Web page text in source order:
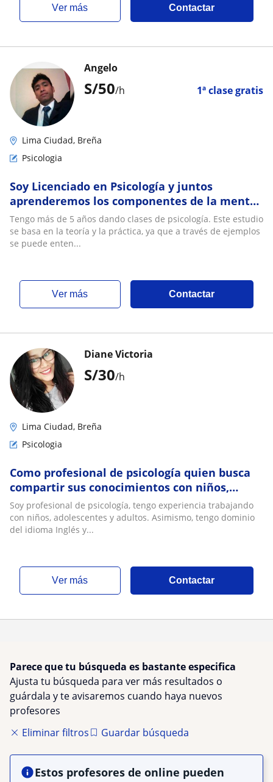
ver más Contactar
S/50/h 1ª clase gratis
Angelo
Lima Ciudad, Breña
Psicologia
Soy Licenciado en Psicología y juntos
aprenderemos los componentes de la mente
y como influye en nuestra vida
Tengo más de 5 años dando clases de psicología. Este estudio
se basa en la teoría y la práctica, ya que a través de ejemplos
se puede enten...
ver más Contactar
S/30/h
Diane Victoria
Lima Ciudad, Breña
Psicologia
Como profesional de psicología quien busca
compartir sus conocimientos con niños,
jóvenes y adultos
Soy profesional de psicología, tengo experiencia trabajando
con niños, adolescentes y adultos. Asimismo, tengo dominio
del idioma Inglés y...
ver más Contactar
Parece que tu búsqueda es bastante especifica
Ajusta tu búsqueda para ver más resultados o
guárdala y te avisaremos cuando haya nuevos
profesores
Eliminar filtros
Guardar búsqueda
Estos profesores de online pueden